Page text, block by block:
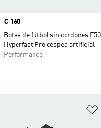
Precio
€ 160
Botas de fútbol sin cordones F50
Hyperfast Pro césped artificial
Performance